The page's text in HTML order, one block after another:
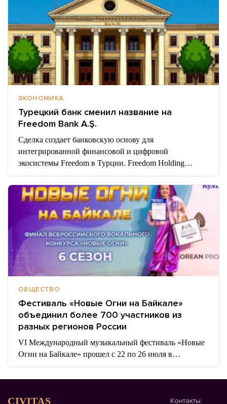
ЭКОНОМИКА
Турецкий банк сменил название на
Freedom Bank A.Ş.
Сделка создает банковскую основу для
интегрированной финансовой и цифровой
экосистемы Freedom в Турции. Freedom Holding…
ОБЩЕСТВО
Фестиваль «Новые Огни на Байкале»
объединил более 700 участников из
разных регионов России
VI Международный музыкальный фестиваль «Новые
Огни на Байкале» прошел с 22 по 26 июля в…
CIVITAS Контакты: